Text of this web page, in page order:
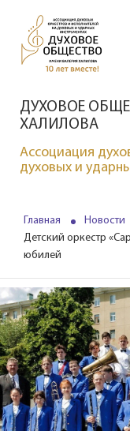
ДУХОВОЕ
ХАЛИЛОВА
Ассоциация
духовых и
Главная
Новости
Детский оркестр
юбилей